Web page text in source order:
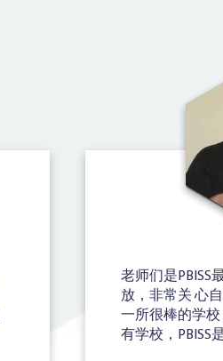
老师们是PBISS
放，非常关 心
一所很棒的学
有学校，PBISS